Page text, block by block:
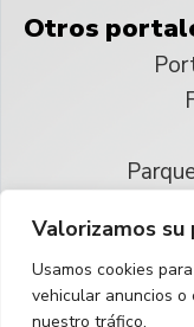
Valorizamos su
Usamos cookies
vehicular anuncios
nuestro tráfico.
Otros